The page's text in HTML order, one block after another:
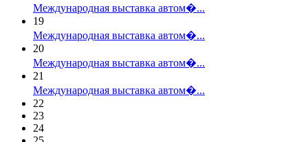
Международная выставка автом�...
19
Международная выставка автом�...
20
Международная выставка автом�...
21
Международная выставка автом�...
22
23
24